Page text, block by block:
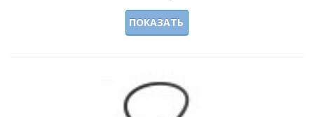
ПОКАЗАТЬ